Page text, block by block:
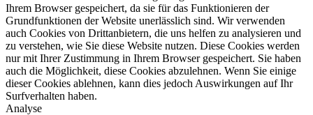
Ihrem Browser gespeichert, da sie für das Funktionieren der
Grundfunktionen der Website unerlässlich sind. Wir verwenden
auch Cookies von Drittanbietern, die uns helfen zu analysieren und
zu verstehen, wie Sie diese Website nutzen. Diese Cookies werden
nur mit Ihrer Zustimmung in Ihrem Browser gespeichert. Sie haben
auch die Möglichkeit, diese Cookies abzulehnen. Wenn Sie einige
dieser Cookies ablehnen, kann dies jedoch Auswirkungen auf Ihr
Surfverhalten haben.
Analyse